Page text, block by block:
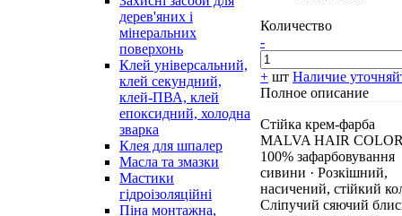
дерев'яних і
мінеральних
поверхонь
Клей універсальний,
клей секундний,
клей-ПВА, клей
епоксидний, холодна
зварка
Клея для шпалер
Масла та змазки
Мастики
гідроізоляційні
Піна монтажна,
Количество
-
+ шт Наличие
Полное описание
Стійка крем-фарба
MALVA HAIR
100% зафарбовування
сивини · Розкішний,
насичений, стійкий
Сліпучий сяючий